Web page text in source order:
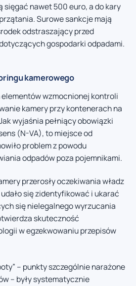
sięgać nawet 500 euro, a do kary
Surowe sankcje mają
odstraszający przed
gospodarki odpadami.
kamerowego
wzmocnionej kontroli
kamery przy kontenerach na
wyjaśnia pełniący obowiązki
(N-VA), to miejsce od
problem z powodu
odpadów poza pojemnikami.
przerosły oczekiwania władz
się zidentyfikować i ukarać
się nielegalnego wyrzucania
skuteczność
w egzekwowaniu przepisów
– punkty szczególnie narażone
– były systematycznie